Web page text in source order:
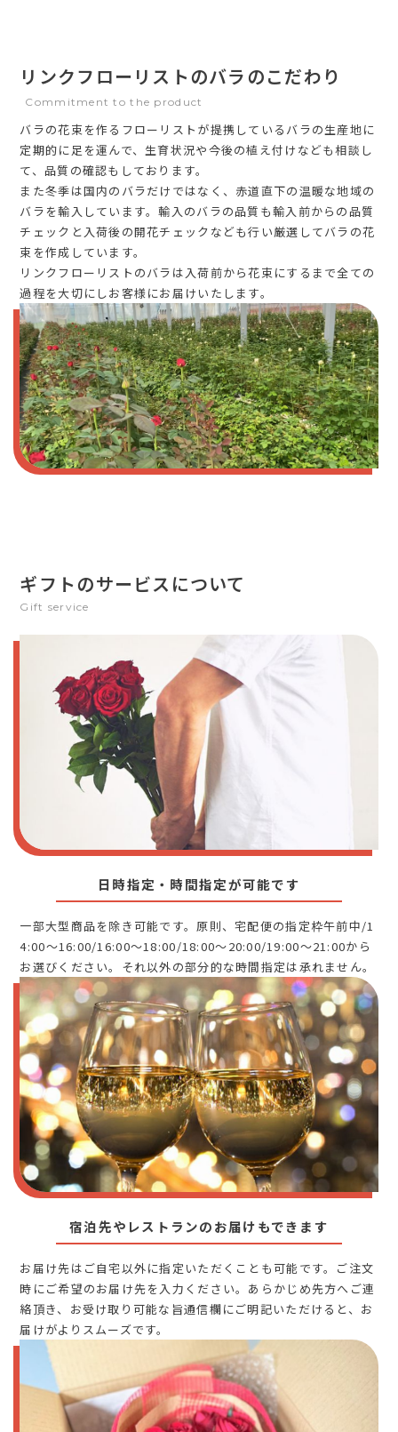
リンクフローリストのバラのこだわり
Commitment to the product
バラの花束を作るフローリストが提携しているバラの生産地に
定期的に足を運んで、生育状況や今後の植え付けなども相談し
て、品質の確認もしております。
また冬季は国内のバラだけではなく、赤道直下の温暖な地域の
バラを輸入しています。輸入のバラの品質も輸入前からの品質
チェックと入荷後の開花チェックなども行い厳選してバラの花
束を作成しています。
リンクフローリストのバラは入荷前から花束にするまで全ての
過程を大切にしお客様にお届けいたします。
ギフトのサービスについて
Gift service
日時指定・時間指定が可能です
一部大型商品を除き可能です。原則、宅配便の指定枠午前中/1
4:00～16:00/16:00～18:00/18:00～20:00/19:00～21:00から
お選びください。それ以外の部分的な時間指定は承れません。
宿泊先やレストランのお届けもできます
お届け先はご自宅以外に指定いただくことも可能です。ご注文
時にご希望のお届け先を入力ください。あらかじめ先方へご連
絡頂き、お受け取り可能な旨通信欄にご明記いただけると、お
届けがよりスムーズです。